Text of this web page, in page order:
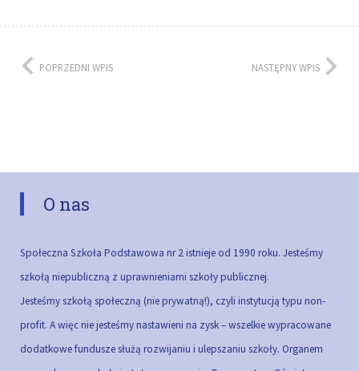
POPRZEDNI WPIS NASTĘPNY WPIS
O nas
Społeczna Szkoła Podstawowa nr 2 istnieje od 1990 roku. Jesteśmy
szkołą niepubliczną z uprawnieniami szkoły publicznej.
Jesteśmy szkołą społeczną (nie prywatną!), czyli instytucją typu non-
profit. A więc nie jesteśmy nastawieni na zysk – wszelkie wypracowane
dodatkowe fundusze służą rozwijaniu i ulepszaniu szkoły. Organem